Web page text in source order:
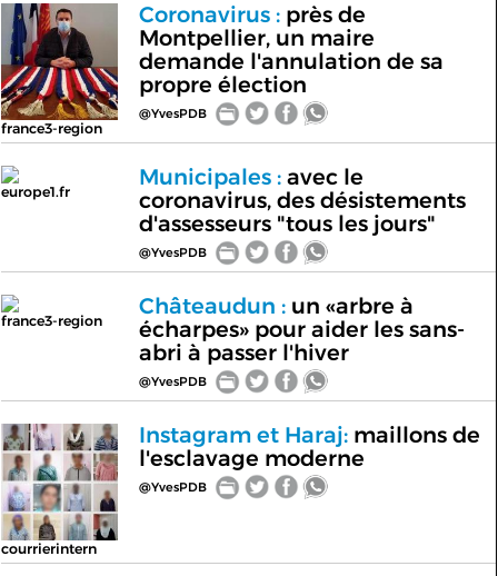
france3-region
Coronavirus :près de
Montpellier, un maire
demande l'annulation de sa
propre élection
@YvesPDB
europe1.fr
Municipales :avec le
coronavirus, des désistements
d'assesseurs "tous les jours"
@YvesPDB
france3-region
Châteaudun :un «arbre à
écharpes» pour aider les sans-
abri à passer l'hiver
@YvesPDB
courrierintern
Instagram et Haraj:maillons de
l'esclavage moderne
@YvesPDB